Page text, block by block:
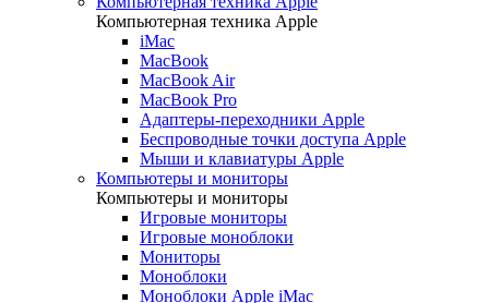
Компьютерная техника Apple
iMac
MacBook
MacBook Air
MacBook Pro
Адаптеры-переходники Apple
Беспроводные точки доступа Apple
Мыши и клавиатуры Apple
Компьютеры и мониторы
Компьютеры и мониторы
Игровые мониторы
Игровые моноблоки
Мониторы
Моноблоки
Моноблоки Apple iMac